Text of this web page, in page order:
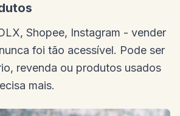
Shopee, Instagram - vender
foi tão acessível. Pode ser
revenda ou produtos usados
mais.